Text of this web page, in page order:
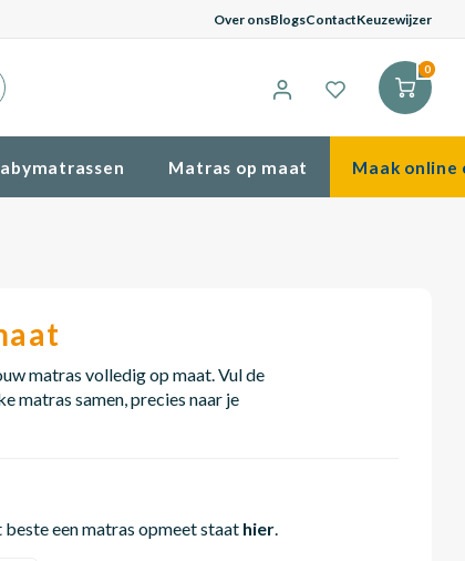
Over onsBlogsContactKeuzewijzer
0
Matras op maat Maak online
matras volledig op maat. Vul de
matras samen, precies naar je
beste een matras opmeet staat hier.